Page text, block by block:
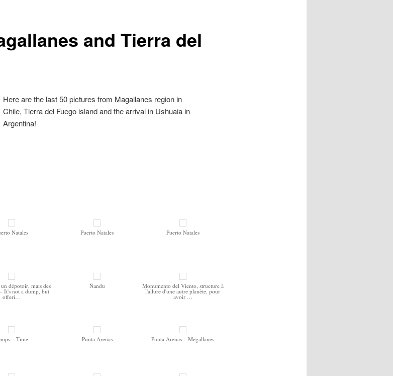
and Tierra del
Here are the last 50 pictures from Magallanes region in
Chile, Tierra del Fuego island and the arrival in Ushuaia in
Argentina!
Natales Puerto Natales Puerto Natales
un dépotoir, mais des
It's not a dump, but
offeri…
Ñandu Monumento del Viento, structure à
l'allure d'une autre planète, pour
avoir …
– Time Punta Arenas Punta Arenas – Megallanes